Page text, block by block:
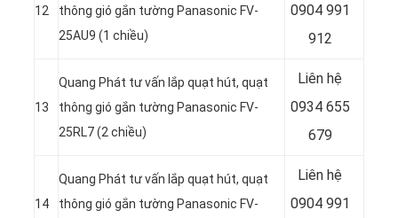
12
thông gió gắn tường Panasonic FV-
25AU9 (1 chiều)
0904 991
912
13
Quang Phát tư vấn lắp quạt hút, quạt
thông gió gắn tường Panasonic FV-
25RL7 (2 chiều)
Liên hệ
0934 655
679
14
Quang Phát tư vấn lắp quạt hút, quạt
thông gió gắn tường Panasonic FV-
Liên hệ
0904 991